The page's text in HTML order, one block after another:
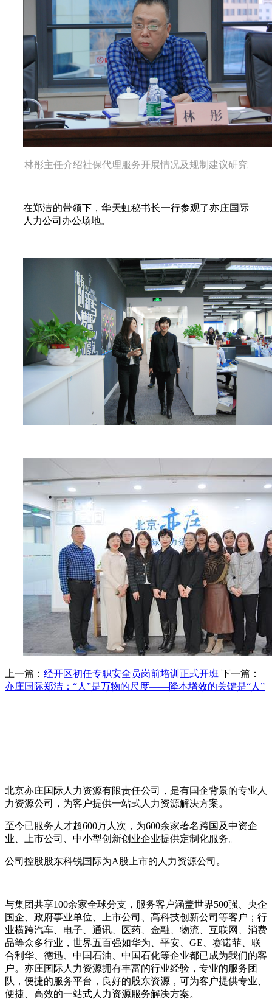
林彤主任介绍社保代理服务开展情况及规制建议研究
在郑洁的带领下，华天虹秘书长一行参观了亦庄国际
人力公司办公场地。
上一篇： 经开区初任专职安全员岗前培训正式开班 下一篇：
亦庄国际郑洁：“人”是万物的尺度——降本增效的关键是“人”
北京亦庄国际人力资源有限责任公司，是有国企背景的专业人
力资源公司，为客户提供一站式人力资源解决方案。
至今已服务人才超600万人次，为600余家著名跨国及中资企
业、上市公司、中小型创新创业企业提供定制化服务。
公司控股股东科锐国际为A股上市的人力资源公司。
与集团共享100余家全球分支，服务客户涵盖世界500强、央企
国企、政府事业单位、上市公司、高科技创新公司等客户；行
业横跨汽车、电子、通讯、医药、金融、物流、互联网、消费
品等众多行业，世界五百强如华为、平安、GE、赛诺菲、联
合利华、德迅、中国石油、中国石化等企业都已成为我们的客
户。亦庄国际人力资源拥有丰富的行业经验，专业的服务团
队，便捷的服务平台，良好的股东资源，可为客户提供专业、
便捷、高效的一站式人力资源服务解决方案。